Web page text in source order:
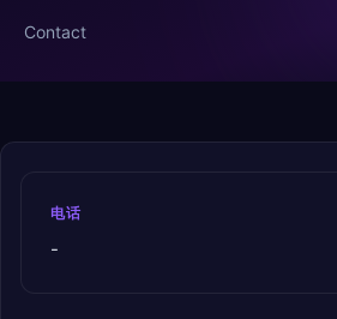
Contact
电话
-